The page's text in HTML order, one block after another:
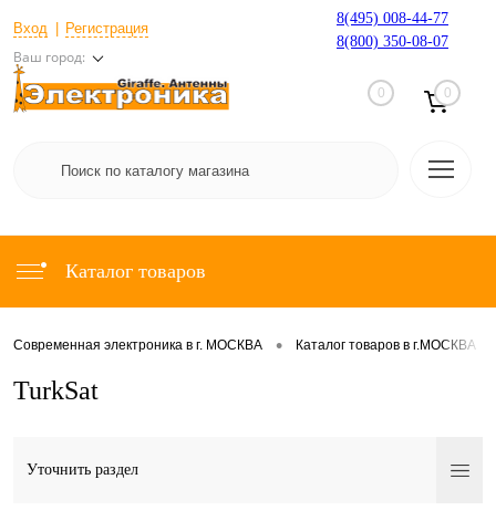
Вход Регистрация
Ваш город:
8(495) 008-44-77
8(800) 350-08-07
0 0
Каталог товаров
Современная электроника в г. МОСКВА • Каталог товаров в г.МОСКВА
TurkSat
Уточнить раздел